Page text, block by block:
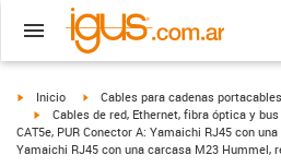
igus-icon-arrow-right
Inicio igus-icon-arrow-right
Cables para cadenas portacables
igus-icon-arrow-right
Cables de red, Ethernet, fibra óptica y bus
CAT5e, PUR Conector A: Yamaichi RJ45 con
Yamaichi RJ45 con una carcasa M23 Hummel,